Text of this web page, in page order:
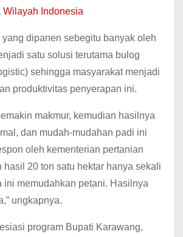
Indonesia
yang dipanen sebegitu banyak oleh
satu solusi terutama bulog
sehingga masyarakat menjadi
produktivitas penyerapan ini.
makmur, kemudian hasilnya
dan mudah-mudahan padi ini
oleh kementerian pertanian
hasil 20 ton satu hektar hanya sekali
ini memudahkan petani. Hasilnya
ungkapnya.
program Bupati Karawang,